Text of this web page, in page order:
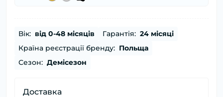
Вік: від 0-48 місяців Гарантія: 24 місяці
Країна реєстрації бренду: Польща
Сезон: Демісезон
Доставка